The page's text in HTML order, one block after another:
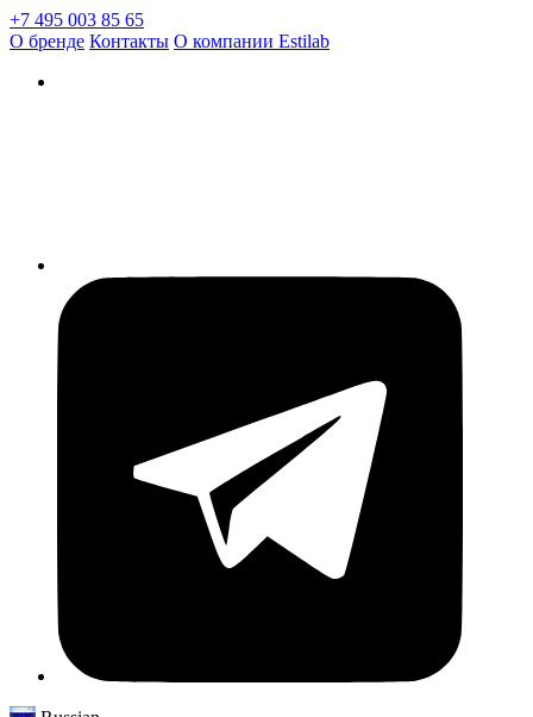
+7 495 003 85 65
О бренде Контакты О компании Estilab